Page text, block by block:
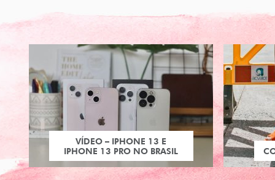
VÍDEO – IPHONE 13 E
IPHONE 13 PRO NO BRASIL